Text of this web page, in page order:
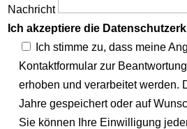
Nachricht
Ich akzeptiere die
Ich stimme zu, dass meine
Kontaktformular zur
erhoben und verarbeitet werden.
Jahre gespeichert oder auf
Sie können Ihre Einwilligung